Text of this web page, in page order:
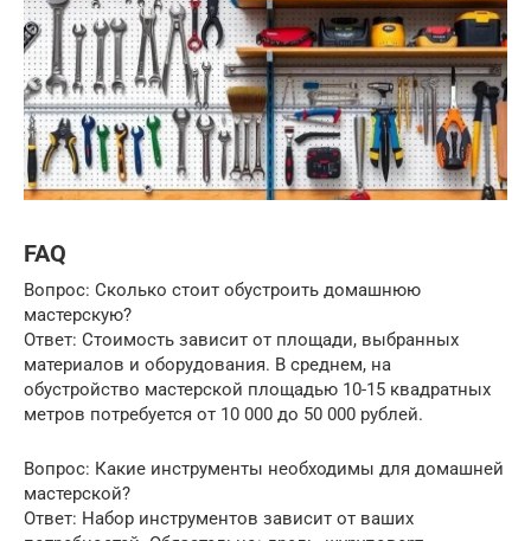
FAQ
Вопрос: Сколько стоит обустроить домашнюю
мастерскую?
Ответ: Стоимость зависит от площади, выбранных
материалов и оборудования. В среднем, на
обустройство мастерской площадью 10-15 квадратных
метров потребуется от 10 000 до 50 000 рублей.
Вопрос: Какие инструменты необходимы для домашней
мастерской?
Ответ: Набор инструментов зависит от ваших